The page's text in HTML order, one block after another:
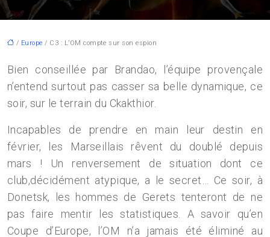
/ Europe / C3 : L’OM compte sur son espion
Bien conseillée par Brandao, l’équipe provençale
n’entend surtout pas casser sa belle dynamique, ce
soir, sur le terrain du Ckakthior.
Incapables de prendre en main leur destin en
février, les Marseillais rêvent du doublé depuis
mars ! Un renversement de situation dont ce
club,décidément atypique, a le secret… Ce soir, à
Donetsk, les hommes de Gerets tenteront de ne
pas faire mentir les statistiques. A savoir qu’en
Coupe d’Europe, l’OM n’a jamais été éliminé au